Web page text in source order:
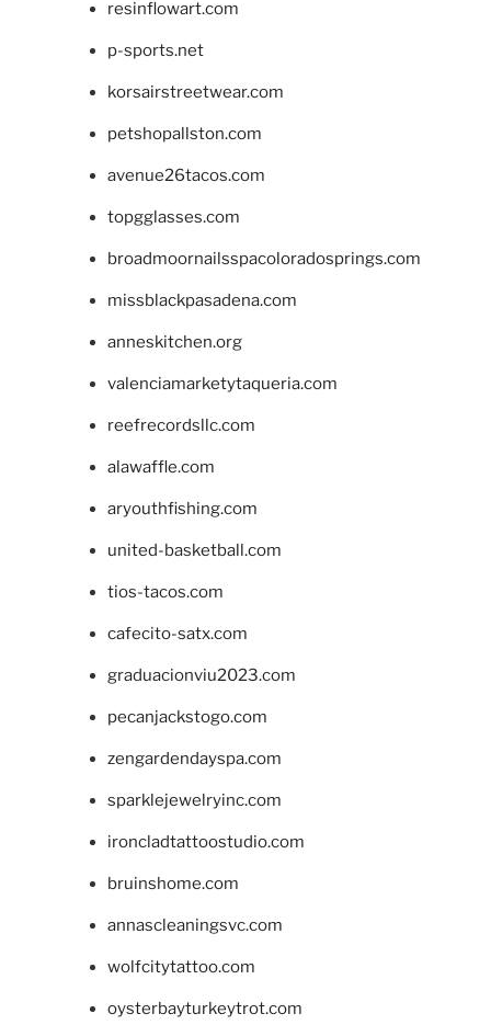
resinflowart.com
p-sports.net
korsairstreetwear.com
petshopallston.com
avenue26tacos.com
topgglasses.com
broadmoornailsspacoloradosprings.com
missblackpasadena.com
anneskitchen.org
valenciamarketytaqueria.com
reefrecordsllc.com
alawaffle.com
aryouthfishing.com
united-basketball.com
tios-tacos.com
cafecito-satx.com
graduacionviu2023.com
pecanjackstogo.com
zengardendayspa.com
sparklejewelryinc.com
ironcladtattoostudio.com
bruinshome.com
annascleaningsvc.com
wolfcitytattoo.com
oysterbayturkeytrot.com